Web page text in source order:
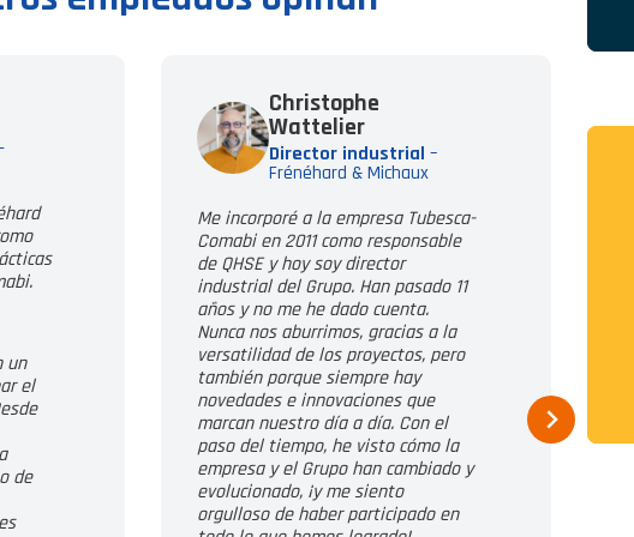
un
el
de
Christophe
Wattelier
Director industrial –
Frénéhard & Michaux
Me incorporé a la empresa Tubesca-
Comabi en 2011 como responsable
de QHSE y hoy soy director
industrial del Grupo. Han pasado 11
años y no me he dado cuenta.
Nunca nos aburrimos, gracias a la
versatilidad de los proyectos, pero
también porque siempre hay
novedades e innovaciones que
marcan nuestro día a día. Con el
paso del tiempo, he visto cómo la
empresa y el Grupo han cambiado y
evolucionado, ¡y me siento
orgulloso de haber participado en